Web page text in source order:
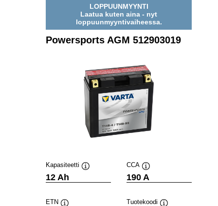
LOPPUUNMYYNTI
Laatua kuten aina - nyt
loppuunmyyntivaiheessa.
Powersports AGM 512903019
Kapasiteetti
12 Ah
CCA
Työkaluvihje
190 A
ETN
Tuotekoodi